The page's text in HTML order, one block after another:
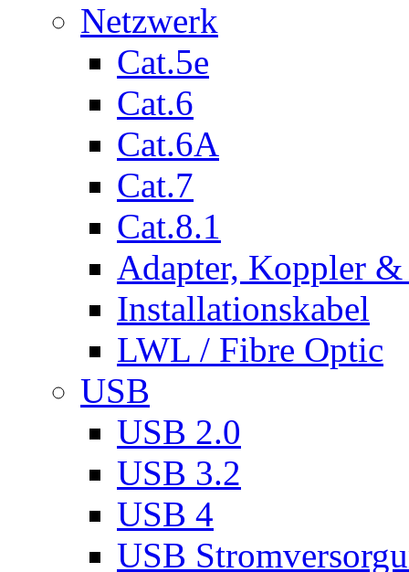
Netzwerk
Cat.5e
Cat.6
Cat.6A
Cat.7
Cat.8.1
Adapter, Koppler &
Installationskabel
LWL / Fibre Optic
USB
USB 2.0
USB 3.2
USB 4
USB